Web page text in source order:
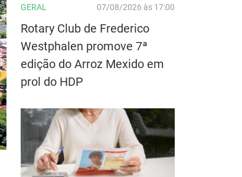
GERAL 07/08/2026 às 17:00
Rotary Club de Frederico
Westphalen promove 7ª
edição do Arroz Mexido em
prol do HDP